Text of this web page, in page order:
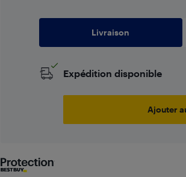
Livraison
Expédition disponible
Ajouter